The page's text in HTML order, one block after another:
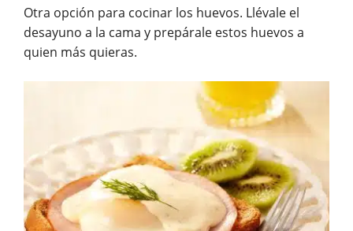
Otra opción para cocinar los huevos. Llévale el
desayuno a la cama y prepárale estos huevos a
quien más quieras.